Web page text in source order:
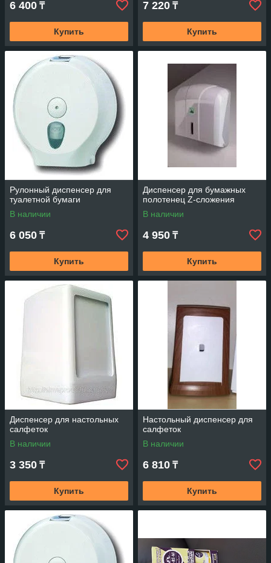
6 400 ₸
Купить
7 220 ₸
Купить
Рулонный диспенсер для
туалетной бумаги
В наличии
6 050 ₸
Купить
Диспенсер для бумажных
полотенец Z-сложения
В наличии
4 950 ₸
Купить
Диcпенсер для настольных
салфеток
В наличии
3 350 ₸
Купить
Настольный диспенсер для
салфеток
В наличии
6 810 ₸
Купить